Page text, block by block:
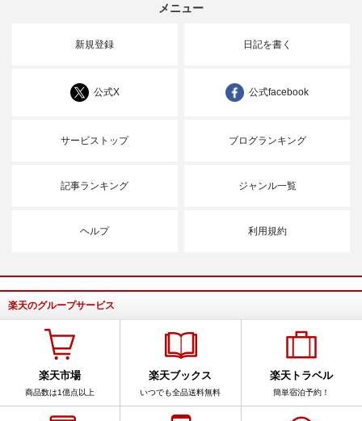
メニュー
新規登録 日記を書く
公式X 公式facebook
サービストップ ブログランキング
記事ランキング ジャンル一覧
ヘルプ 利用規約
楽天のグループサービス
楽天市場
商品数は1億点以上
楽天ブックス
いつでも全品送料無料
楽天トラベル
簡単宿泊予約！